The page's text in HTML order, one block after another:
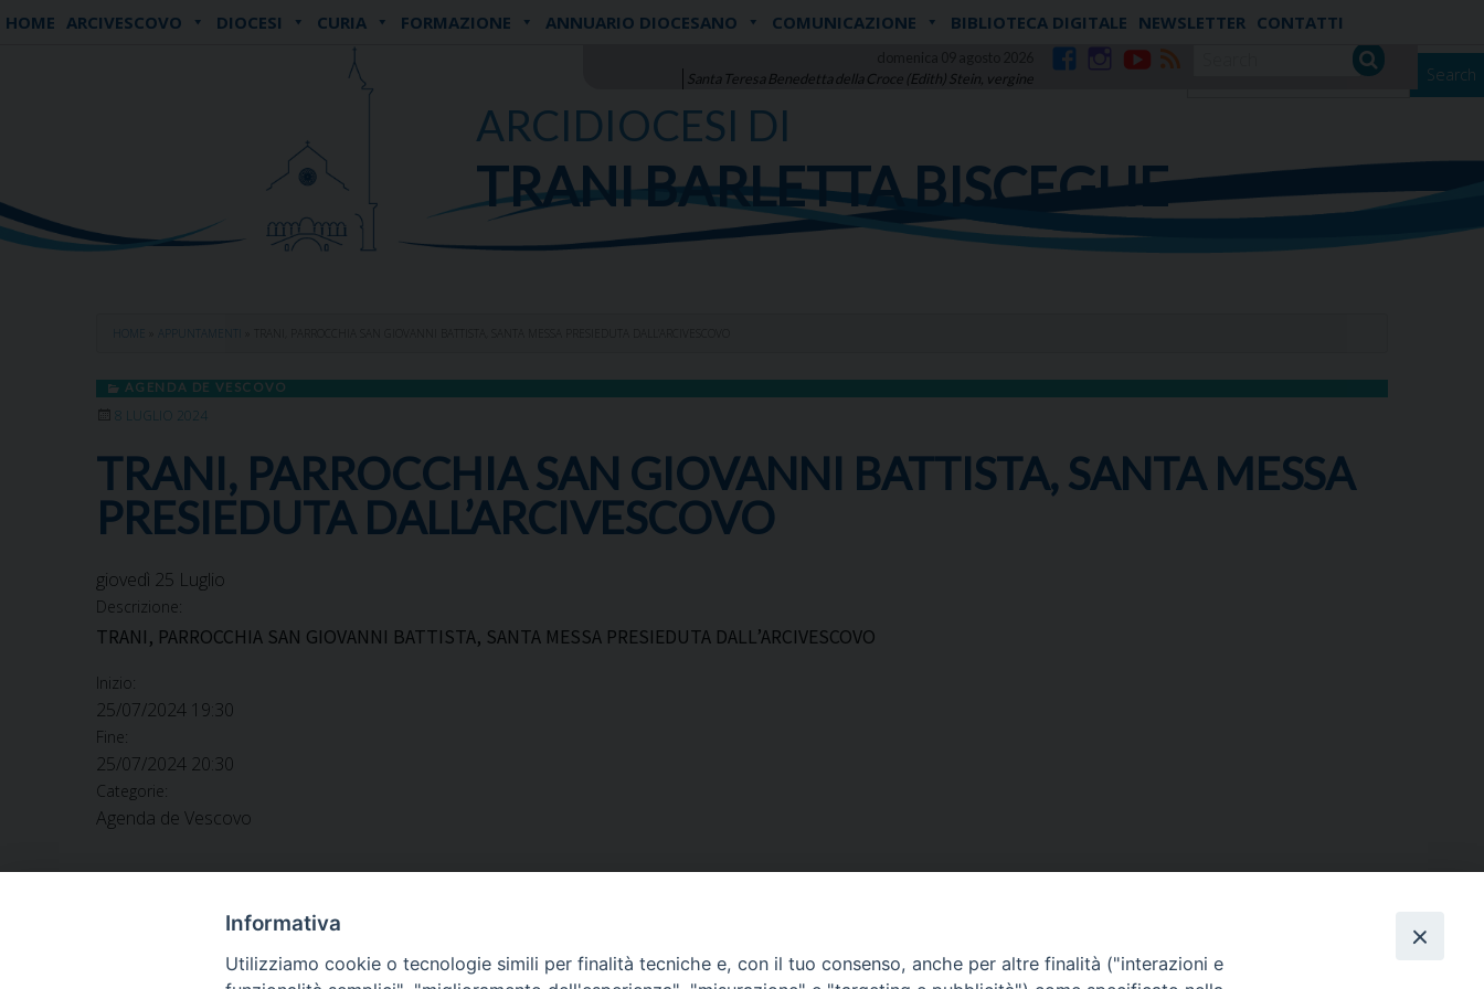
Skip
Santa Teresa Benedetta della Croce (Edith) Stein, vergine
HOME ARCIVESCOVO DIOCESI CURIA FORMAZIONE ANNUARIO DIOCESANO COMUNICAZIONE BIBLIOTECA DIGITALE NEWSLETTER CONTATTI
Search
ARCIDIOCESI DI
TRANI BARLETTA BISCEGLIE
HOME APPUNTAMENTI
AGENDA DE VESCOVO
8 LUGLIO 2024
TRANI, PARROCCHIA SAN GIOVANNI BATTISTA, SANTA MESSA
PRESIEDUTA DALL’ARCIVESCOVO
giovedì 25 Luglio
Descrizione:
TRANI, PARROCCHIA SAN GIOVANNI BATTISTA, SANTA MESSA PRESIEDUTA DALL’ARCIVESCOVO
Inizio:
25/07/2024 19:30
Fine:
25/07/2024 20:30
Categorie:
Agenda de Vescovo
Informativa
Utilizziamo cookie o tecnologie simili per finalità tecniche e, con il tuo consenso, anche per altre finalità ("interazioni e